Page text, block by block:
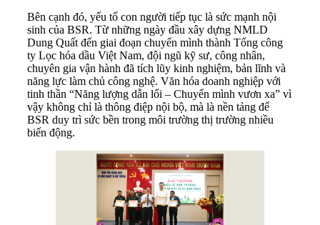
Bên cạnh đó, yếu tố con người tiếp tục là sức mạnh nội
sinh của BSR. Từ những ngày đầu xây dựng NMLD
Dung Quất đến giai đoạn chuyển mình thành Tổng công
ty Lọc hóa dầu Việt Nam, đội ngũ kỹ sư, công nhân,
chuyên gia vận hành đã tích lũy kinh nghiệm, bản lĩnh và
năng lực làm chủ công nghệ. Văn hóa doanh nghiệp với
tinh thần “Năng lượng dẫn lối – Chuyển mình vươn xa” vì
vậy không chỉ là thông điệp nội bộ, mà là nền tảng để
BSR duy trì sức bền trong môi trường thị trường nhiều
biến động.